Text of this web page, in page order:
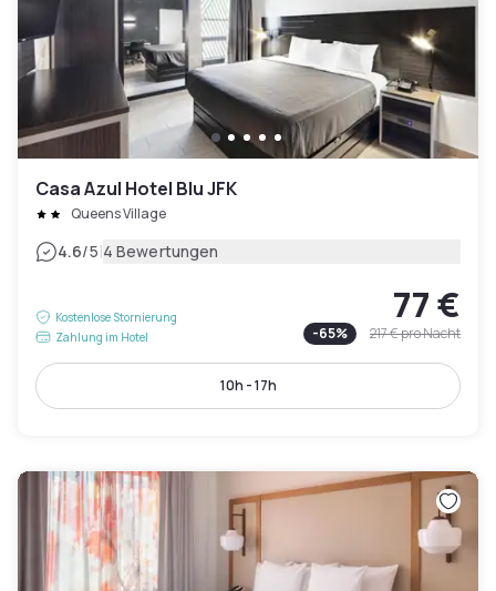
Casa Azul Hotel Blu JFK
Queens Village
4.6/5|4 Bewertungen
Kostenlose Stornierung
Zahlung im Hotel
77 €
-65% 217 €pro Nacht
10h - 17h